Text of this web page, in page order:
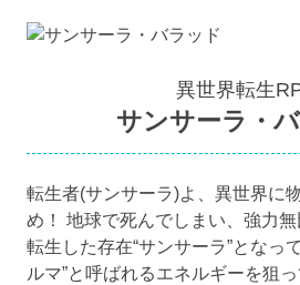
異世界転生
サンサーラ・
転生者(サンサーラ)よ、異世界に
め！ 地球で死んでしまい、強力無
転生した存在“サンサーラ”となっ
ルマ”と呼ばれるエネルギーを狙